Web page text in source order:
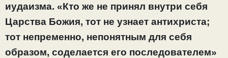
иудаизма. «Кто же не принял внутри себя
Царства Божия, тот не узнает антихриста;
тот непременно, непонятным для себя
образом, соделается его последователем»